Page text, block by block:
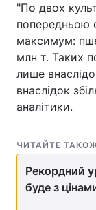
Контакти
Послуги
Тема
"По двох
попередньою
максимум:
млн т. Таких
лише
внаслідок
аналітики.
ЧИТАЙТЕ
Рекордний
буде з